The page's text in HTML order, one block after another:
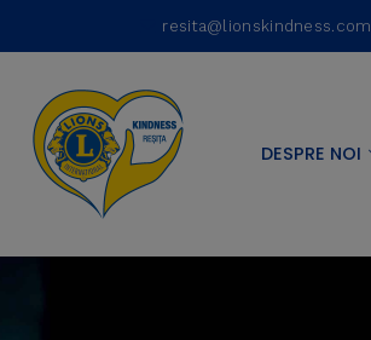
resita@lionskindness.com
DESPRE NOI